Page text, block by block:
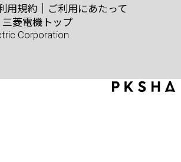
用規約
ご利用にあたって
三菱電機トップ
Corporation